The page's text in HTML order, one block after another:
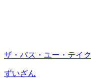
ザ・パス・ユー・テイク
ずいざん